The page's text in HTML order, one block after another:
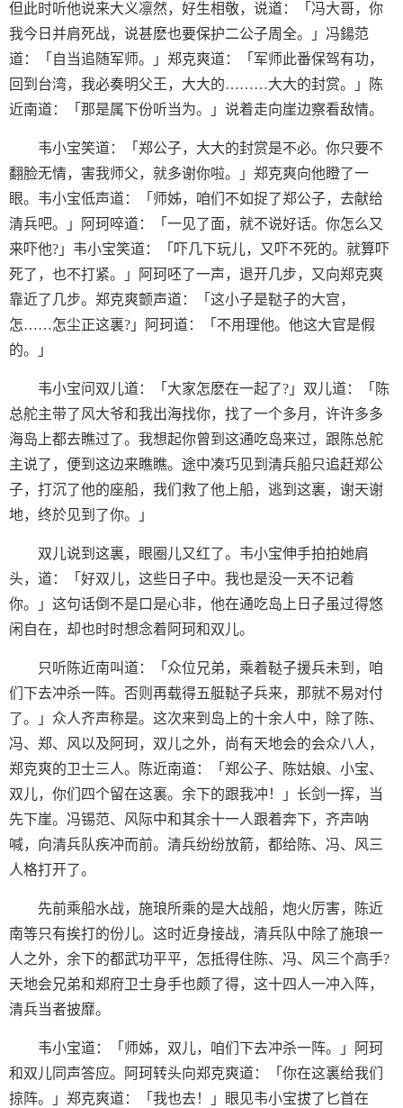
但此时听他说来大义凛然，好生相敬，说道：「冯大哥，你
我今日并肩死战，说甚麽也要保护二公子周全。」冯鍚范
道：「自当追随军师。」郑克爽道：「军师此番保驾有功，
回到台湾，我必奏明父王，大大的………大大的封赏。」陈
近南道：「那是属下份听当为。」说着走向崖边察看敌情。
韦小宝笑道：「郑公子，大大的封赏是不必。你只要不
翻脸无情，害我师父，就多谢你啦。」郑克爽向他瞪了一
眼。韦小宝低声道：「师姊，咱们不如捉了郑公子，去献给
清兵吧。」阿珂啐道：「一见了面，就不说好话。你怎么又
来吓他?」韦小宝笑道：「吓几下玩儿，又吓不死的。就算吓
死了，也不打紧。」阿珂呸了一声，退开几步，又向郑克爽
靠近了几步。郑克爽颤声道：「这小子是鞑子的大宫，
怎……怎尘正这裏?」阿珂道：「不用理他。他这大官是假
的。」
韦小宝问双儿道：「大家怎麽在一起了?」双儿道：「陈
总舵主带了风大爷和我出海找你，找了一个多月，许许多多
海岛上都去瞧过了。我想起你曾到这通吃岛来过，跟陈总舵
主说了，便到这边来瞧瞧。途中凑巧见到清兵船只追赶郑公
子，打沉了他的座船，我们救了他上船，逃到这裏，谢天谢
地，终於见到了你。」
双儿说到这裏，眼圈儿又红了。韦小宝伸手拍拍她肩
头，道：「好双儿，这些日子中。我也是没一天不记着
你。」这句话倒不是口是心非，他在通吃岛上日子虽过得悠
闲自在，却也时时想念着阿珂和双儿。
只听陈近南叫道：「众位兄弟，乘着鞑子援兵未到，咱
们下去冲杀一阵。否则再载得五艇鞑子兵来，那就不易对付
了。」众人齐声称是。这次来到岛上的十余人中，除了陈、
冯、郑、风以及阿珂，双儿之外，尚有天地会的会众八人，
郑克爽的卫士三人。陈近南道：「郑公子、陈姑娘、小宝、
双儿，你们四个留在这裏。余下的跟我冲！」长剑一挥，当
先下崖。冯锡范、风际中和其余十一人跟着奔下，齐声呐
喊，向清兵队疾冲而前。清兵纷纷放箭，都给陈、冯、风三
人格打开了。
先前乘船水战，施琅所乘的是大战船，炮火厉害，陈近
南等只有挨打的份儿。这时近身接战，清兵队中除了施琅一
人之外，余下的都武功平平，怎抵得住陈、冯、风三个高手?
天地会兄弟和郑府卫士身手也颇了得，这十四人一冲入阵，
清兵当者披靡。
韦小宝道：「师姊，双儿，咱们下去冲杀一阵。」阿珂
和双儿同声答应。阿珂转头向郑克爽道：「你在这裏给我们
掠阵。」郑克爽道：「我也去！」眼见韦小宝拔了匕首在